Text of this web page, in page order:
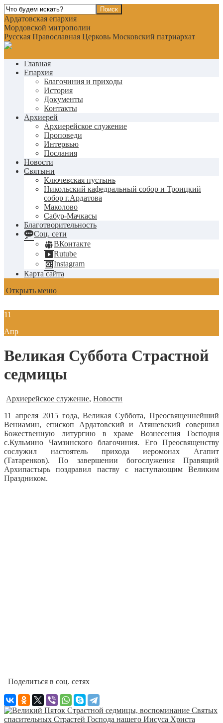
Ардатовская епархия
Мордовской митрополии
Русская Православная Церковь Московский патриархат
Главная
Епархия
Благочиния и приходы
История
Документы
Контакты
Архиерей
Архиерейское служение
Проповеди
Интервью
Послания
Новости
Святыни
Ключевская пустынь
Никольский кафедральный собор и Троицкий
собор г.Ардатова
Маколово
Сабур-Мачкасы
Благотворительность
Соц. сети
ВКонтакте
Rutube
Instagram
Карта сайта
Открыть меню
11
Апр
Великая Суббота Страстной
седмицы
Архиерейское служение, Новости
11 апреля 2015 года, Великая Суббота, Преосвященнейший
Вениамин, епископ Ардатовский и Атяшевский совершил
Божественную литургию в храме Вознесения Господня
с.Кульмино Чамзинского благочиния. Его Преосвященству
сослужил настоятель прихода иеромонах Агапит
(Татаренков). По завершении богослужения Правящий
Архипастырь поздравил паству с наступающим Великим
Праздником.
Поделиться в соц. сетях